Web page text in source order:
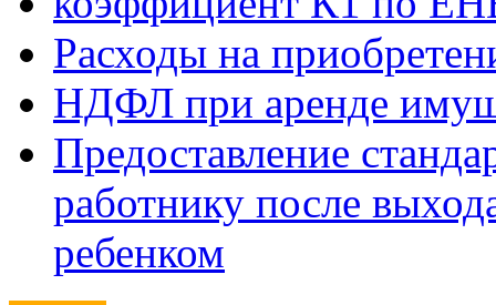
Расходы на
НДФЛ при аренде
Предоставление
работнику после
ребенком